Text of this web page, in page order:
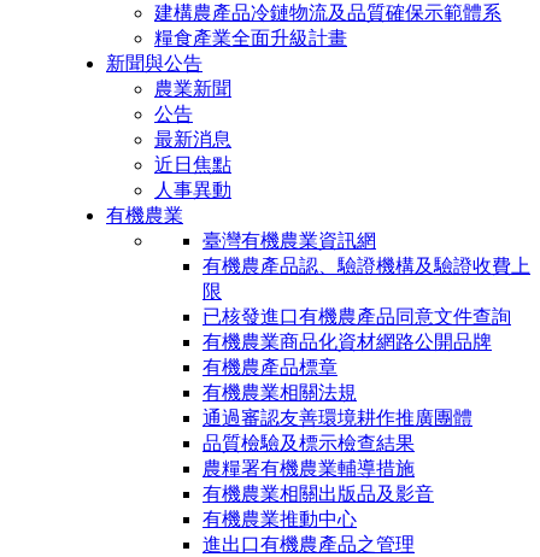
建構農產品冷鏈物流及品質確保示範體系
糧食產業全面升級計畫
新聞與公告
農業新聞
公告
最新消息
近日焦點
人事異動
有機農業
臺灣有機農業資訊網
有機農產品認、驗證機構及驗證收費上
限
已核發進口有機農產品同意文件查詢
有機農業商品化資材網路公開品牌
有機農產品標章
有機農業相關法規
通過審認友善環境耕作推廣團體
品質檢驗及標示檢查結果
農糧署有機農業輔導措施
有機農業相關出版品及影音
有機農業推動中心
進出口有機農產品之管理